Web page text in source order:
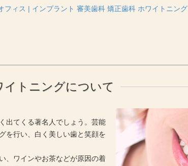
へ
ィス | インプラント 審美歯科 矯正歯科 ホワイトニング
イトニングについて
出てくる著名人でしょう。芸能
を行い、白く美しい歯と笑顔を
、ワインやお茶などが原因の着